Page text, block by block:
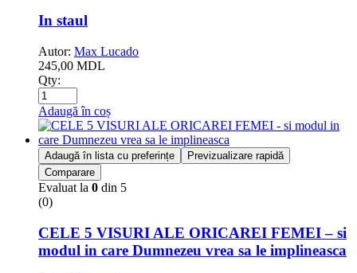
In staul
Autor: Max Lucado
245,00 MDL
Qty:
Adaugă în coș
Adaugă în lista cu preferințe
Previzualizare rapidă
Comparare
Evaluat la 0 din 5
(0)
CELE 5 VISURI ALE ORICAREI FEMEI – si
modul in care Dumnezeu vrea sa le implineasca